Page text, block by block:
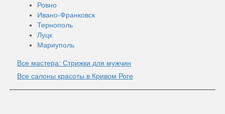
Ровно
Ивано-Франковск
Тернополь
Луцк
Мариуполь
Все мастера: Стрижки для мужчин
Все салоны красоты в Кривом Роге